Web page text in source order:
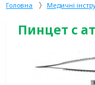
Головна Медичні
Пинцет с